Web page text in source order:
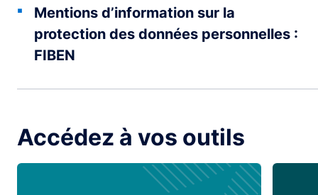
Mentions d’information sur la
protection des données personnelles :
FIBEN
Accédez à vos outils